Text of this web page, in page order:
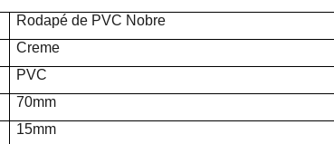
Rodapé de PVC Nobre
Creme
PVC
70mm
15mm